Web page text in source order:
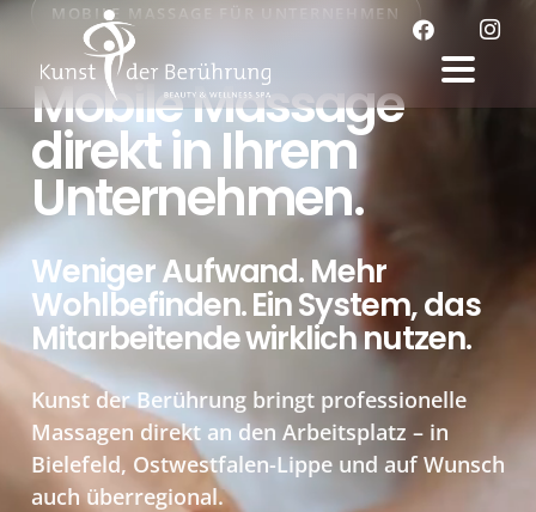
MOBILE MASSAGE FÜR UNTERNEHMEN
Mobile Massage
direkt in Ihrem
Unternehmen.
Weniger Aufwand. Mehr
Wohlbefinden. Ein System, das
Mitarbeitende wirklich nutzen.
Kunst der Berührung bringt professionelle
Massagen direkt an den Arbeitsplatz – in
Bielefeld, Ostwestfalen-Lippe und auf Wunsch
auch überregional.